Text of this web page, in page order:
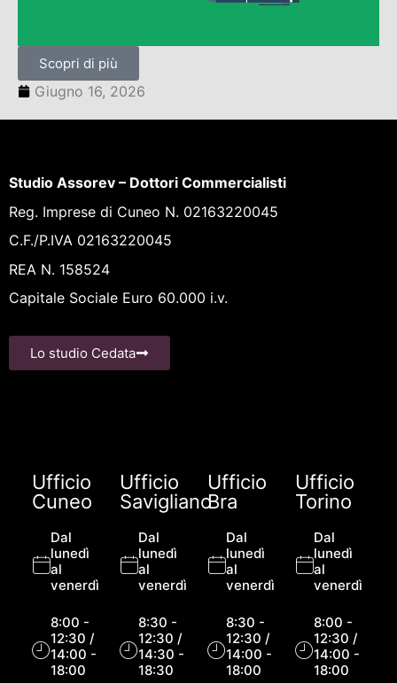
Scopri di più
Giugno 16, 2026
Studio Assorev – Dottori Commercialisti
Reg. Imprese di Cuneo N. 02163220045
C.F./P.IVA 02163220045
REA N. 158524
Capitale Sociale Euro 60.000 i.v.
Lo studio Cedata
Ufficio
Cuneo
Dal
lunedì
al
venerdì
8:00 -
12:30 /
14:00 -
18:00
Ufficio
Savigliano
Dal
lunedì
al
venerdì
8:30 -
12:30 /
14:30 -
18:30
Ufficio
Bra
Dal
lunedì
al
venerdì
8:30 -
12:30 /
14:00 -
18:00
Ufficio
Torino
Dal
lunedì
al
venerdì
8:00 -
12:30 /
14:00 -
18:00